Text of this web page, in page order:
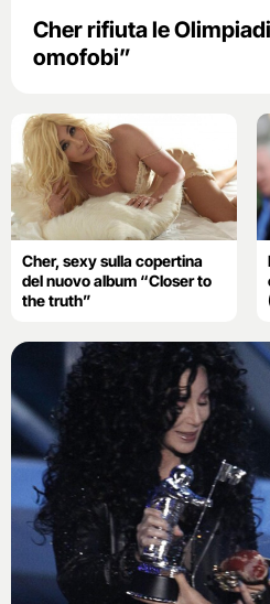
Cher rifiuta le
omofobi”
Cher, sexy sulla copertina
del nuovo album “Closer to
the truth”